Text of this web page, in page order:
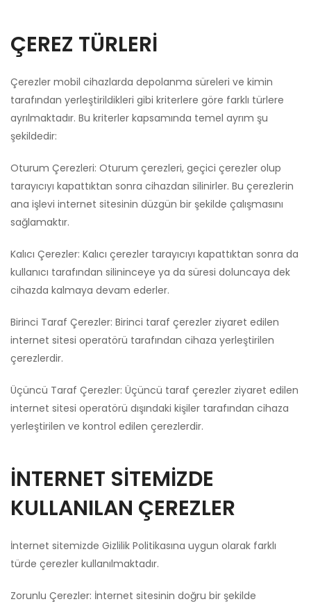
ÇEREZ TÜRLERİ
Çerezler mobil cihazlarda depolanma süreleri ve kimin
tarafından yerleştirildikleri gibi kriterlere göre farklı türlere
ayrılmaktadır. Bu kriterler kapsamında temel ayrım şu
şekildedir:
Oturum Çerezleri: Oturum çerezleri, geçici çerezler olup
tarayıcıyı kapattıktan sonra cihazdan silinirler. Bu çerezlerin
ana işlevi internet sitesinin düzgün bir şekilde çalışmasını
sağlamaktır.
Kalıcı Çerezler: Kalıcı çerezler tarayıcıyı kapattıktan sonra da
kullanıcı tarafından silininceye ya da süresi doluncaya dek
cihazda kalmaya devam ederler.
Birinci Taraf Çerezler: Birinci taraf çerezler ziyaret edilen
internet sitesi operatörü tarafından cihaza yerleştirilen
çerezlerdir.
Üçüncü Taraf Çerezler: Üçüncü taraf çerezler ziyaret edilen
internet sitesi operatörü dışındaki kişiler tarafından cihaza
yerleştirilen ve kontrol edilen çerezlerdir.
İNTERNET SİTEMİZDE
KULLANILAN ÇEREZLER
İnternet sitemizde Gizlilik Politikasına uygun olarak farklı
türde çerezler kullanılmaktadır.
Zorunlu Çerezler: İnternet sitesinin doğru bir şekilde